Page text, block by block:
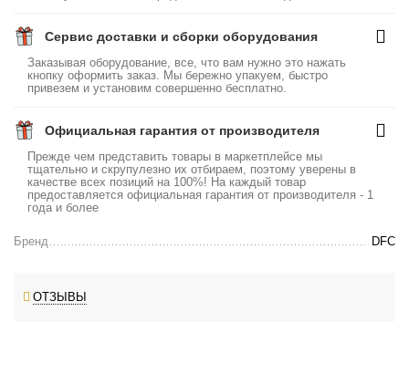
Сервис доставки и сборки оборудования
Заказывая оборудование, все, что вам нужно это нажать
кнопку оформить заказ. Мы бережно упакуем, быстро
привезем и установим совершенно бесплатно.
Официальная гарантия от производителя
Прежде чем представить товары в маркетплейсе мы
тщательно и скрупулезно их отбираем, поэтому уверены в
качестве всех позиций на 100%! На каждый товар
предоставляется официальная гарантия от производителя - 1
года и более
Бренд DFC
ОТЗЫВЫ